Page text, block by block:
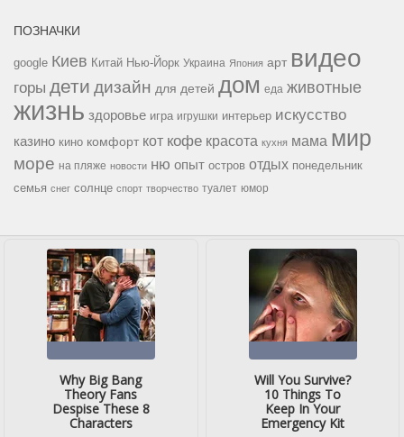
ПОЗНАЧКИ
google Киев Китай Нью-Йорк Украина Япония арт видео
горы дети дизайн для детей дом еда животные
жизнь здоровье игра игрушки интерьер искусство
казино кино комфорт кот кофе красота кухня мама мир
море на пляже новости ню опыт остров отдых понедельник
семья снег солнце спорт творчество туалет юмор